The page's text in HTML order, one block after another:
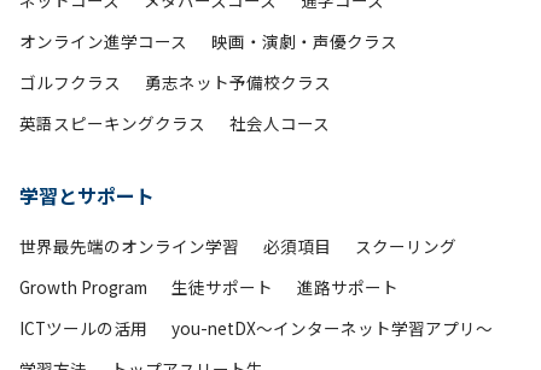
オンライン進学コース
映画・演劇・声優クラス
ゴルフクラス
勇志ネット予備校クラス
英語スピーキングクラス
社会人コース
学習とサポート
世界最先端のオンライン学習 必須項目
スクーリング
Growth Program
生徒サポート
進路サポート
ICTツールの活用
you-netDX～インターネット学習アプリ～